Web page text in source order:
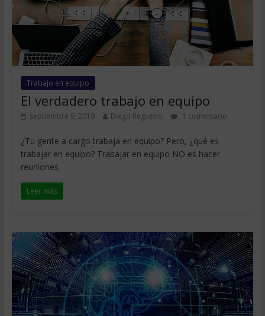
Trabajo en equipo
El verdadero trabajo en equipo
septiembre 9, 2019 Diego Regueiro 1 comentario
¿Tu gente a cargo trabaja en equipo? Pero, ¿qué es
trabajar en equipo? Trabajar en equipo NO es hacer
reuniones
Leer más